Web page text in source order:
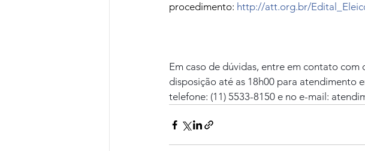
procedimento: http://att.org.br/
Em caso de dúvidas, entre em contato
disposição até as 18h00 para atendimento
telefone: (11) 5533-8150 e no e-mail: